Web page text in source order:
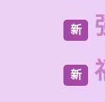
新
新